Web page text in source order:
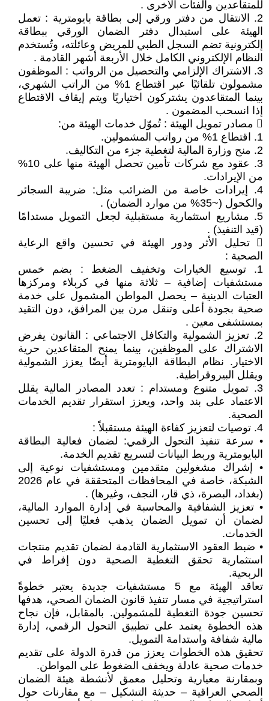
للمتقاعدين والفئات الأخرى .
2. الانتقال من دفتر ورقي إلى بطاقة بايومترية : تعمل
الهيئة على استبدال دفتر الضمان الورقي ببطاقة
إلكترونية تضم السجل الطبي للمريض وعائلته، وتُستخدم
النظام الإلكتروني الكامل خلال الأربعة أشهر القادمة .
3. الاشتراك الإلزامي والتحصيل من الرواتب : الموظفون
مشمولون تلقائيًا عبر اقتطاع 1% من الراتب الشهري،
بينما المتقاعدون يشتركون اختياريًا ويتم إيقاف الاقتطاع
إذا انسحب المضمون .
 مصادر تمويل الهيئة : تُموّل خدمات الهيئة من:
1. اقتطاع 1% من رواتب المشمولين.
2. منح وزارة المالية لتغطية جزء من التكاليف.
3. عقود مع شركات تأمين تحصل الهيئة منها على 10%
من الإيرادات.
4. إيرادات خاصة من الضرائب مثل: ضريبة السجائر
والكحول (~35% من موارد الضمان) .
5. مشاريع استثمارية مستقبلية لجعل التمويل مستدامًا
(قيد التنفيذ) .
 تحليل الأثر ودور الهيئة في تحسين واقع الرعاية
الصحية :
1. توسيع الخيارات وتخفيف الضغط : بضم خمس
مستشفيات إضافية – ثلاثة منها في كربلاء ومركزها
العتبات الدينية – يحصل المواطن المشمول على خدمة
صحية بجودة أعلى وتنقل مرن بين المرافق، دون التقيد
بمستشفى معين .
2. تعزيز الشمولية والتكافل الاجتماعي : القانون يفرض
الاشتراك على الموظفين، بينما يمنح المتقاعدين حرية
الاختيار. نظام البطاقة البايومترية أيضًا يعزز الشمولية
ويقلل البيروقراطية.
3. تمويل متنوع ومستدام : تعدد المصادر المالية يقلل
الاعتماد على بند واحد، ويعزز استقرار تقديم الخدمات
الصحية.
4. توصيات لتعزيز كفاءة الهيئة مستقبلاً :
• سرعة تنفيذ التحول الرقمي: لضمان فعالية البطاقة
البايومترية وربط البيانات لتسريع تقديم الخدمة.
• إشراك مشغولين متقدمين ومستشفيات نوعية إلى
الشبكة، خاصة في المحافظات المتحققة في عام 2026
(بغداد، البصرة، ذي قار، النجف، وغيرها) .
• تعزيز الشفافية والمحاسبة في إدارة الموارد المالية،
لضمان أن تمويل الضمان يذهب فعليًا إلى تحسين
الخدمات.
• ضبط العقود الاستثمارية القادمة لضمان تقديم منتجات
استثمارية تحقق التغطية الصحية دون إفراط في
الربحية.
تعاقد الهيئة مع 5 مستشفيات جديدة يعتبر خطوةً
استراتيجية في مسار تنفيذ قانون الضمان الصحي، هدفها
تحسين جودة التغطية للمشمولين. بالمقابل، فإن نجاح
هذه الخطوة يعتمد على تطبيق التحول الرقمي، إدارة
مالية شفافة واستدامة التمويل.
تحقيق هذه الخطوات يعزز من قدرة الدولة على تقديم
خدمات صحية عادلة ويخفف الضغوط على المواطن.
وبمقارنة معيارية وتحليل معمق لأنشطة هيئة الضمان
الصحي العراقية – حديثة التشكيل – مع مقارنات حول